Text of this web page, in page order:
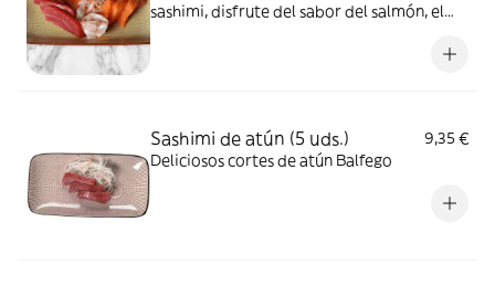
sashimi, disfrute del sabor del salmón, el
Sashimi de atún (5 uds.)
9,35 €
Deliciosos cortes de atún Balfego